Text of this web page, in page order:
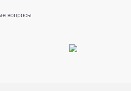
вопросы